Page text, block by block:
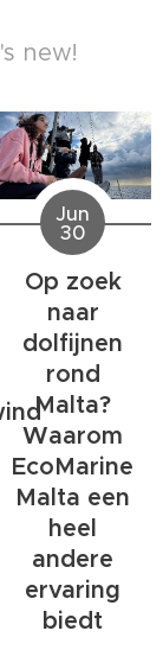
new!
Jun
30
Op zoek
naar
dolfijnen
rond
Malta?
Waarom
EcoMarine
Malta een
heel
andere
ervaring
biedt